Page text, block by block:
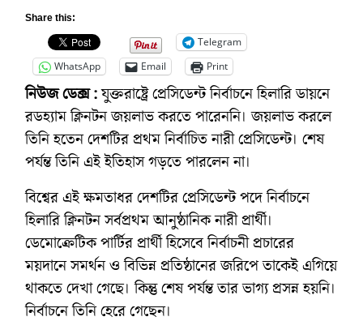
Share this:
Telegram
WhatsApp
Email Print
নিউজ ডেক্স :যুক্তরাষ্ট্রে প্রেসিডেন্ট নির্বাচনে হিলারি ডায়নে
রডহ্যাম ক্লিনটন জয়লাভ করতে পারেননি। জয়লাভ করলে
তিনি হতেন দেশটির প্রথম নির্বাচিত নারী প্রেসিডেন্ট। শেষ
পর্যন্ত তিনি এই ইতিহাস গড়তে পারলেন না।
বিশ্বের এই ক্ষমতাধর দেশটির প্রেসিডেন্ট পদে নির্বাচনে
হিলারি ক্লিনটন সর্বপ্রথম আনুষ্ঠানিক নারী প্রার্থী।
ডেমোক্রেটিক পার্টির প্রার্থী হিসেবে নির্বাচনী প্রচারের
ময়দানে সমর্থন ও বিভিন্ন প্রতিষ্ঠানের জরিপে তাকেই এগিয়ে
থাকতে দেখা গেছে। কিন্তু শেষ পর্যন্ত তার ভাগ্য প্রসন্ন হয়নি।
নির্বাচনে তিনি হেরে গেছেন।